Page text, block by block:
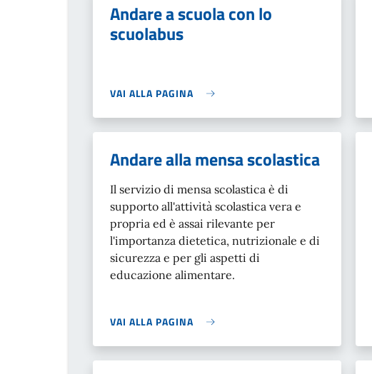
Andare a scuola con lo
scuolabus
VAI ALLA PAGINA
Andare alla mensa scolastica
Il servizio di mensa scolastica è di
supporto all'attività scolastica vera e
propria ed è assai rilevante per
l'importanza dietetica, nutrizionale e di
sicurezza e per gli aspetti di
educazione alimentare.
VAI ALLA PAGINA